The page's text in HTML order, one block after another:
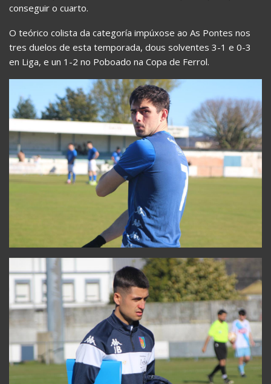
conseguir o cuarto.
O teórico colista da categoría impúxose ao As Pontes nos
tres duelos de esta temporada, dous solventes 3-1 e 0-3
en Liga, e un 1-2 no Poboado na Copa de Ferrol.